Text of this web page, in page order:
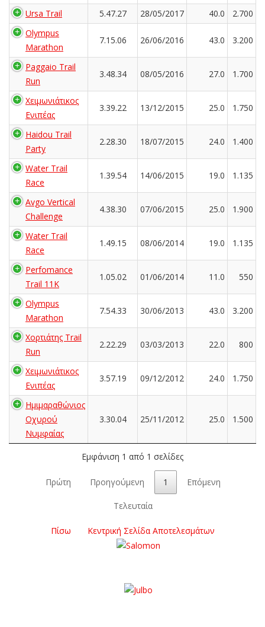
Ursa Trail 5.47.27 28/05/2017 40.0
2.700
Olympus
Marathon
7.15.06 26/06/2016 43.0 3.200
Paggaio Trail
Run
3.48.34 08/05/2016 27.0 1.700
Χειμωνιάτικος
Ενιπέας
3.39.22 13/12/2015 25.0 1.750
Haidou Trail
Party
2.28.30 18/07/2015 24.0 1.400
Water Trail
Race
1.39.54 14/06/2015 19.0 1.135
Avgo Vertical
Challenge
4.38.30 07/06/2015 25.0 1.900
Water Trail
Race
1.49.15 08/06/2014 19.0 1.135
Perfomance
Trail 11K
1.05.02 01/06/2014 11.0 550
Olympus
Marathon
7.54.33 30/06/2013 43.0 3.200
Χορτιάτης Trail
Run
2.22.29 03/03/2013 22.0 800
Χειμωνιάτικος
Ενιπέας
3.57.19 09/12/2012 24.0 1.750
Ημιμαραθώνιος
Οχυρού
Νυμφαίας
3.30.04 25/11/2012 25.0 1.500
Εμφάνιση 1 από 1 σελίδες
Πρώτη Προηγούμενη 1 Επόμενη
Τελευταία
Πίσω Κεντρική Σελίδα Αποτελεσμάτων